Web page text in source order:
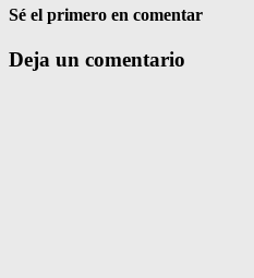
Sé el primero en comentar
Deja un comentario